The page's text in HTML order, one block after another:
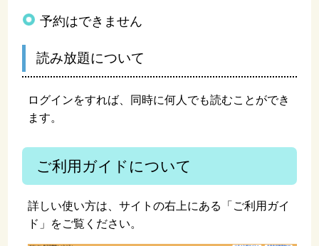
予約はできません
読み放題について
ログインをすれば、同時に何人でも読むことができ
ます。
ご利用ガイドについて
詳しい使い方は、サイトの右上にある「ご利用ガイ
ド」をご覧ください。